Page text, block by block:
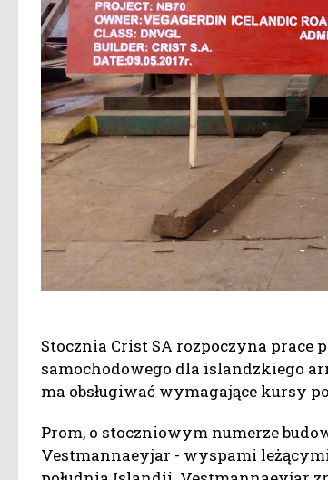
Stocznia Crist SA rozpoczyna prace
samochodowego dla islandzkiego
ma obsługiwać wymagające kursy
Prom, o stoczniowym numerze
Vestmannaeyjar - wyspami